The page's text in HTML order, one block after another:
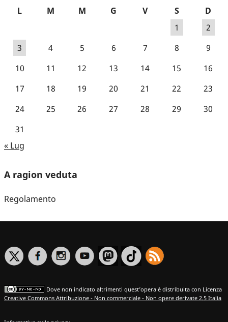
L M M G V S
D
1
2
3
4 5 6 7 8
9
10
11 12 13 14 15
16
17
18 19 20 21 22
23
24
25 26 27 28 29
30
31
« Lug
A ragion veduta
Regolamento
Dove non indicato altrimenti quest’opera è distribuita con Licenza
Creative Commons Attribuzione - Non commerciale - Non opere derivate 2.5 Italia